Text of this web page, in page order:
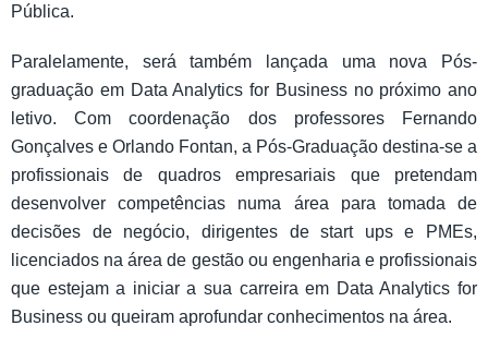
Pública.
Paralelamente, será também lançada uma nova Pós-
graduação em Data Analytics for Business no próximo ano
letivo. Com coordenação dos professores Fernando
Gonçalves e Orlando Fontan, a Pós-Graduação destina-se a
profissionais de quadros empresariais que pretendam
desenvolver competências numa área para tomada de
decisões de negócio, dirigentes de start ups e PMEs,
licenciados na área de gestão ou engenharia e profissionais
que estejam a iniciar a sua carreira em Data Analytics for
Business ou queiram aprofundar conhecimentos na área.